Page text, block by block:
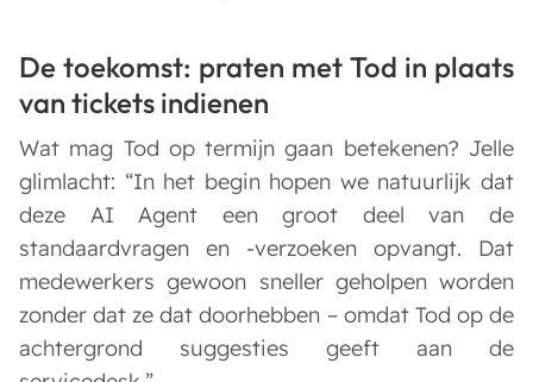
De toekomst: praten met Tod in plaats
van tickets indienen
Wat mag Tod op termijn gaan betekenen? Jelle
glimlacht: “In het begin hopen we natuurlijk dat
deze AI Agent een groot deel van de
standaardvragen en -verzoeken opvangt. Dat
medewerkers gewoon sneller geholpen worden
zonder dat ze dat doorhebben – omdat Tod op de
achtergrond suggesties geeft aan de